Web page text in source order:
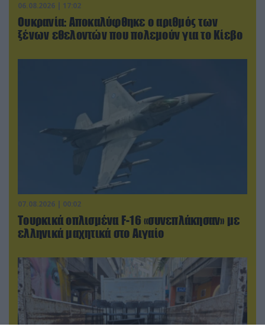
06.08.2026 | 17:02
Ουκρανία: Αποκαλύφθηκε ο αριθμός των
ξένων εθελοντών που πολεμούν για το Κίεβο
07.08.2026 | 00:02
Τουρκικά οπλισμένα F-16 «συνεπλάκησαν» με
ελληνικά μαχητικά στο Αιγαίο